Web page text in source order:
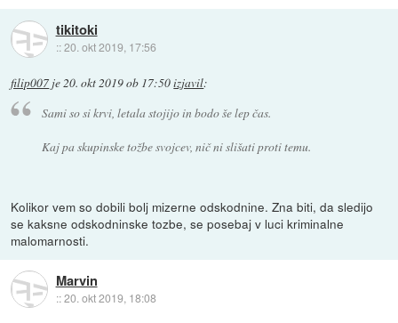
tikitoki
::20. okt 2019, 17:56
filip007 je20. okt 2019 ob 17:50izjavil:
Sami so si krvi, letala stojijo in bodo še lep čas.
Kaj pa skupinske tožbe svojcev, nič ni slišati proti temu.
Kolikor vem so dobili bolj mizerne odskodnine. Zna biti, da sledijo
se kaksne odskodninske tozbe, se posebaj v luci kriminalne
malomarnosti.
Marvin
::20. okt 2019, 18:08